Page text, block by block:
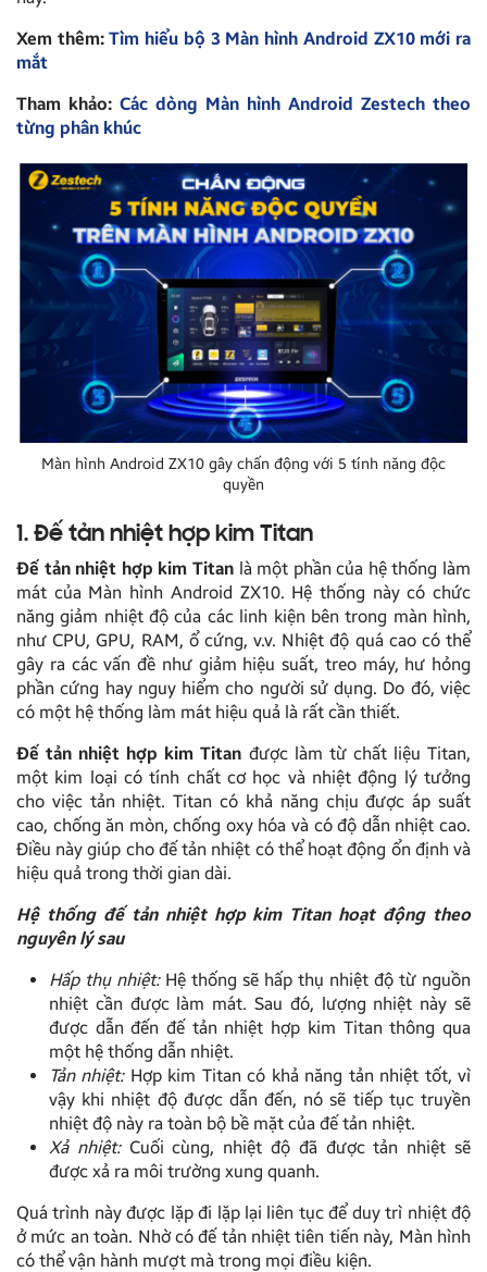
Xem thêm:Tìm hiểu bộ 3 Màn hình Android ZX10 mới ra
mắt
Tham khảo: Các dòng Màn hình Android Zestech theo
từng phân khúc
Màn hình Android ZX10 gây chấn động với 5 tính năng độc
quyền
1. Đế tản nhiệt hợp kim Titan
Đế tản nhiệt hợp kim Titanlà một phần của hệ thống làm
mát của Màn hình Android ZX10. Hệ thống này có chức
năng giảm nhiệt độ của các linh kiện bên trong màn hình,
như CPU, GPU, RAM, ổ cứng, v.v. Nhiệt độ quá cao có thể
gây ra các vấn đề như giảm hiệu suất, treo máy, hư hỏng
phần cứng hay nguy hiểm cho người sử dụng. Do đó, việc
có một hệ thống làm mát hiệu quả là rất cần thiết.
Đế tản nhiệt hợp kim Titan được làm từ chất liệu Titan,
một kim loại có tính chất cơ học và nhiệt động lý tưởng
cho việc tản nhiệt. Titan có khả năng chịu được áp suất
cao, chống ăn mòn, chống oxy hóa và có độ dẫn nhiệt cao.
Điều này giúp cho đế tản nhiệt có thể hoạt động ổn định và
hiệu quả trong thời gian dài.
Hệ thống đế tản nhiệt hợp kim Titan hoạt động theo
nguyên lý sau
Hấp thụ nhiệt:Hệ thống sẽ hấp thụ nhiệt độ từ nguồn
nhiệt cần được làm mát. Sau đó, lượng nhiệt này sẽ
được dẫn đến đế tản nhiệt hợp kim Titan thông qua
một hệ thống dẫn nhiệt.
Tản nhiệt:Hợp kim Titan có khả năng tản nhiệt tốt, vì
vậy khi nhiệt độ được dẫn đến, nó sẽ tiếp tục truyền
nhiệt độ này ra toàn bộ bề mặt của đế tản nhiệt.
Xả nhiệt:Cuối cùng, nhiệt độ đã được tản nhiệt sẽ
được xả ra môi trường xung quanh.
Quá trình này được lặp đi lặp lại liên tục để duy trì nhiệt độ
ở mức an toàn. Nhờ có đế tản nhiệt tiên tiến này, Màn hình
có thể vận hành mượt mà trong mọi điều kiện.